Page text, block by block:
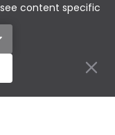
content specific